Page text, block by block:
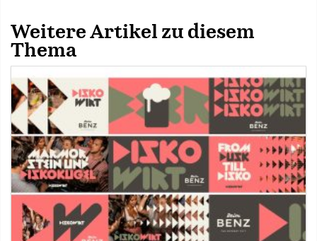
Weitere Artikel zu diesem
Thema